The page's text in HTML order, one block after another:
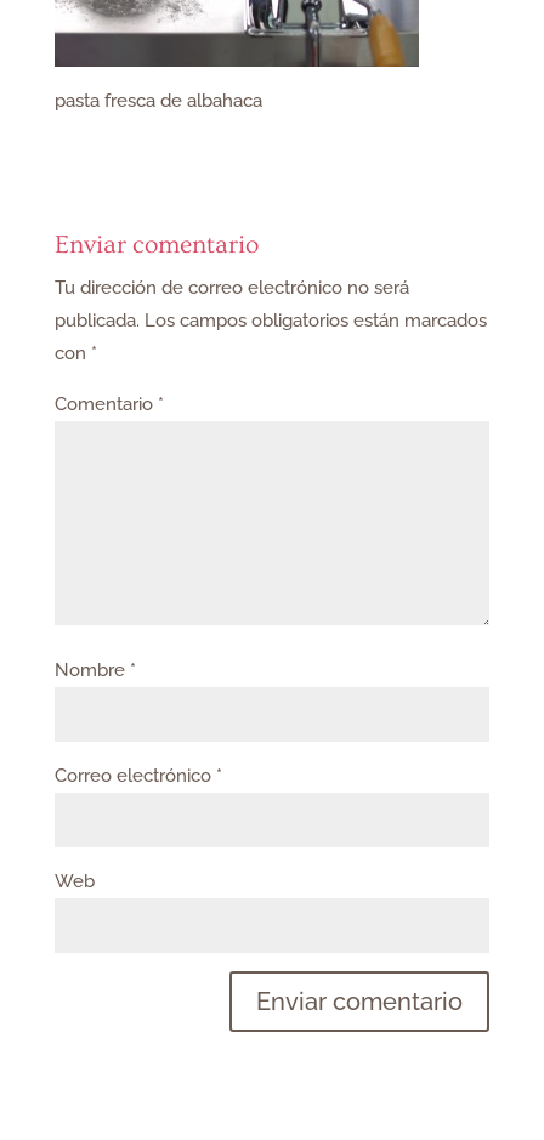
pasta fresca de albahaca
Enviar comentario
Tu dirección de correo electrónico no será
publicada. Los campos obligatorios están marcados
con *
Comentario *
Nombre *
Correo electrónico *
Web